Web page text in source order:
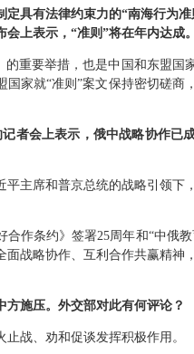
具有法律约束力的“南海行为
上表示，“准则”将在年内达成
重要举措，也是中国和东盟国
家就“准则”案文保持密切磋商
者会上表示，俄中战略协作已
主席和普京总统的战略引领下
作条约》签署25周年和“中俄
战略协作、互利合作共赢精神
施压。外交部对此有何评论？
战、劝和促谈发挥积极作用。